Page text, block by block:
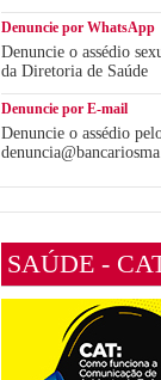
Denuncie por WhatsApp
Denuncie o assédio
da Diretoria de Saúde
Denuncie por E-mail
Denuncie o assédio
SAÚDE -